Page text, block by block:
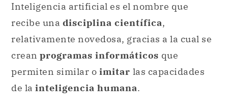
Inteligencia artificial es el nombre que
recibe una disciplina científica,
relativamente novedosa, gracias a la cual se
crean programas informáticos que
permiten similar o imitar las capacidades
de la inteligencia humana.